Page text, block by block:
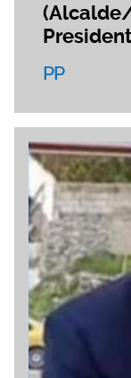
PP